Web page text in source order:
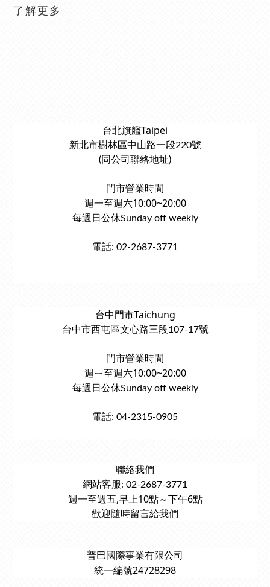
了解更多
台北旗艦Taipei
新北市樹林區中山路一段220號
(同公司聯絡地址)
門市營業時間
週一至週六10:00~20:00
每週日公休Sunday off weekly
電話: 02-2687-3771
台中門市Taichung
台中市西屯區文心路三段107-17號
門市營業時間
週ㄧ至週六10:00~20:00
每週日公休Sunday off weekly
電話: 04-2315-0905
聯絡我們
網站客服: 02-2687-3771
週一至週五,早上10點～下午6點
歡迎隨時留言給我們
普巴國際事業有限公司
統一編號24728298